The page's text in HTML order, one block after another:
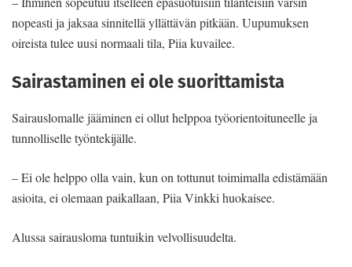
nopeasti ja jaksaa sinnitellä yllättävän pitkään. Uupumuksen
oireista tulee uusi normaali tila, Piia kuvailee.
Sairastaminen ei ole suorittamista
Sairauslomalle jääminen ei ollut helppoa työorientoituneelle ja
tunnolliselle työntekijälle.
– Ei ole helppo olla vain, kun on tottunut toimimalla edistämään
asioita, ei olemaan paikallaan, Piia Vinkki huokaisee.
Alussa sairausloma tuntuikin velvollisuudelta.